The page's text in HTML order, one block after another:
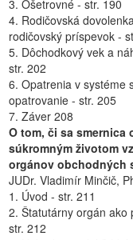
3. Ošetrovné - str. 190
4. Rodičovská
rodičovský príspevok -
5. Dôchodkový vek a
str. 202
6. Opatrenia v systéme
opatrovanie - str. 205
7. Záver 208
O tom, či sa smernica
súkromným životom
orgánov obchodných
JUDr. Vladimír Minčič,
1. Úvod - str. 211
2. Štatutárny orgán ako
str. 212